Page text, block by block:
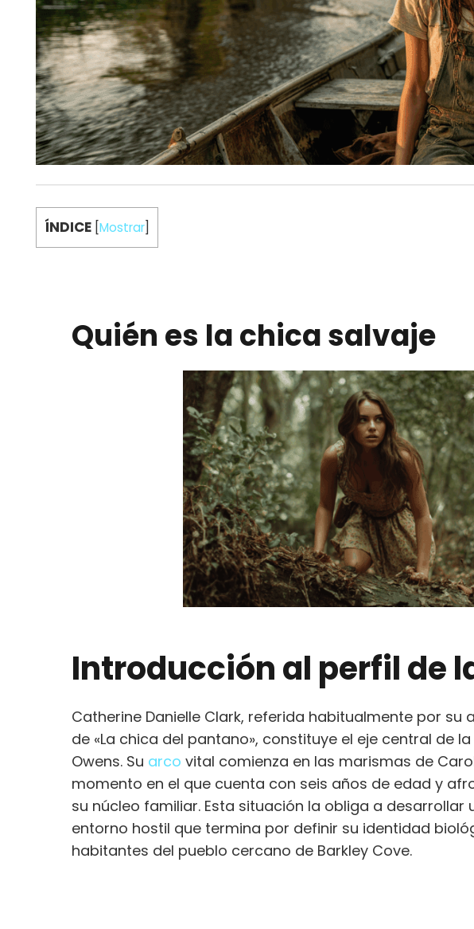
ÍNDICE Mostrar
Quién es la chica salvaje
Introducción al perfil de
Catherine Danielle Clark, referida habitualmente por su
de «La chica del pantano», constituye el eje central de
Owens. Su arco vital comienza en las marismas de
momento en el que cuenta con seis años de edad y
su núcleo familiar. Esta situación la obliga a
entorno hostil que termina por definir su identidad
habitantes del pueblo cercano de Barkley Cove.